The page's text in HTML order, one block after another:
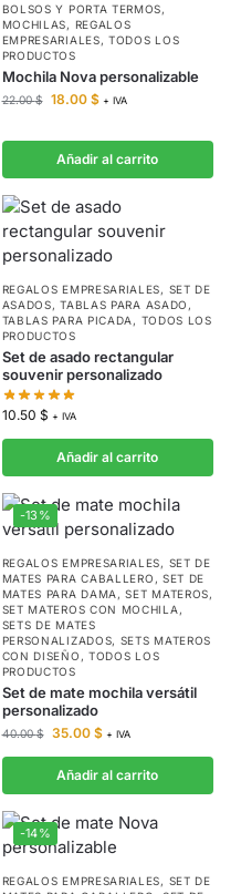
BOLSOS Y PORTA TERMOS,
MOCHILAS, REGALOS
EMPRESARIALES,TODOS LOS
PRODUCTOS
Mochila Nova personalizable
22.00$ 18.00 $ + IVA
Añadir al carrito
REGALOS EMPRESARIALES, SET DE
ASADOS,TABLAS PARA ASADO ,
TABLAS PARA PICADA , TODOS LOS
PRODUCTOS
Set de asado rectangular
souvenir personalizado
10.50 $ + IVA
Añadir al carrito
-13%
REGALOS EMPRESARIALES, SET DE
MATES PARA CABALLERO , SET DE
MATES PARA DAMA ,SET MATEROS,
SET MATEROS CON MOCHILA ,
SETS DE MATES
PERSONALIZADOS, SETS MATEROS
CON DISEÑO , TODOS LOS
PRODUCTOS
Set de mate mochila versátil
personalizado
40.00$ 35.00 $ + IVA
Añadir al carrito
-14%
REGALOS EMPRESARIALES, SET DE